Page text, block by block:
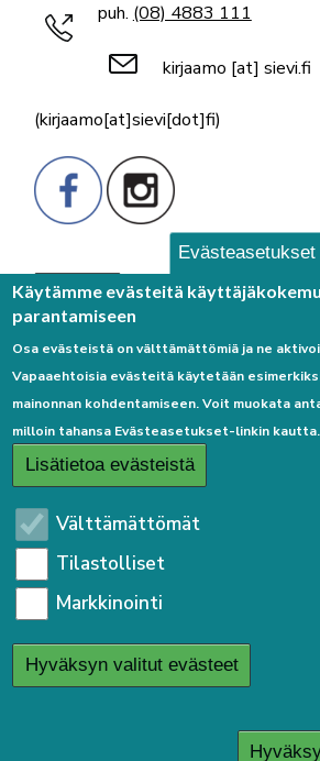
puh. (08) 4883 111
kirjaamo [at] sievi.fi
(kirjaamo[at]sievi[dot]fi)
Palaute
Linkkejä
Etusivulle
Kirjaudu sisään
Saavutettavuusseloste
Sivukartta
Tietosuojaseloste
Kirjaudu sisään
Evästeasetukset
Käytämme evästeitä
parantamiseen
Osa evästeistä on välttämättömiä ja ne
Vapaaehtoisia evästeitä käytetään
mainonnan kohdentamiseen. Voit muokata
milloin tahansa Evästeasetukset-linkin kautta.
Lisätietoa evästeistä
Välttämättömät
Tilastolliset
Markkinointi
Hyväksyn valitut evästeet